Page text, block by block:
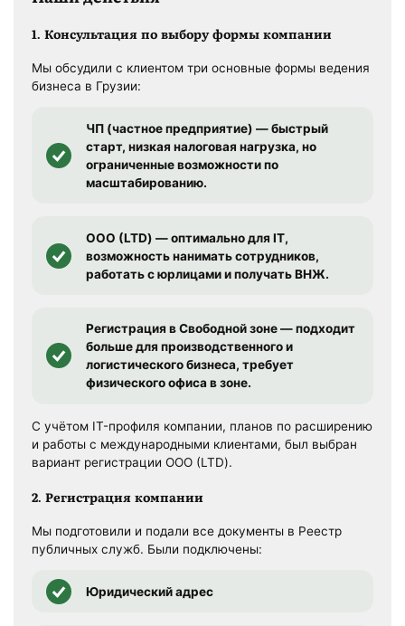
1. Консультация по выбору формы компании
Мы обсудили с клиентом три основные формы ведения
бизнеса в Грузии:
ЧП (частное предприятие) — быстрый
старт, низкая налоговая нагрузка, но
ограниченные возможности по
масштабированию.
ООО (LTD) — оптимально для IT,
возможность нанимать сотрудников,
работать с юрлицами и получать ВНЖ.
Регистрация в Свободной зоне — подходит
больше для производственного и
логистического бизнеса, требует
физического офиса в зоне.
С учётом IT-профиля компании, планов по расширению
и работы с международными клиентами, был выбран
вариант регистрации ООО (LTD).
2. Регистрация компании
Мы подготовили и подали все документы в Реестр
публичных служб. Были подключены:
Юридический адрес